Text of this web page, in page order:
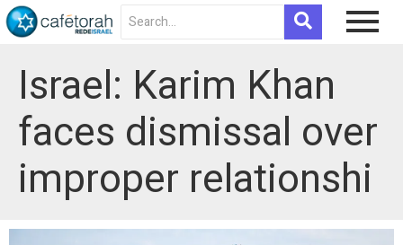
Israel: Karim Khan
faces dismissal over
improper relationshi